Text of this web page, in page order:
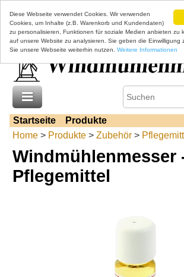
Diese Webseite verwendet Cookies. Wir verwenden
Cookies, um Inhalte (z.B. Warenkorb und Kundendaten)
zu personalisieren, Funktionen für soziale Medien anbieten zu
auf unsere Website zu analysieren. Sie geben die Einwilligung
Sie unsere Webseite weiterhin nutzen. Weitere Informationen
Startseite
Produkte
Home > Produkte > Zubehör >
Windmühlenmesser
Pflegemittel